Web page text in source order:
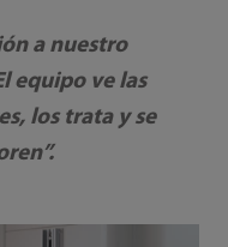
a nuestro
equipo ve las
los trata y se